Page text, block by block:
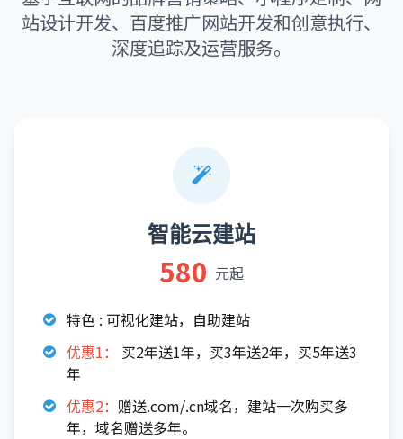
站设计开发、百度推广网站开发和创意执行、
深度追踪及运营服务。
智能云建站
580 元起
特色 : 可视化建站，自助建站
优惠1：
买2年送1年，买3年送2年，买5年送3
年
优惠2： 赠送.com/.cn域名，建站一次购买多
年，域名赠送多年。